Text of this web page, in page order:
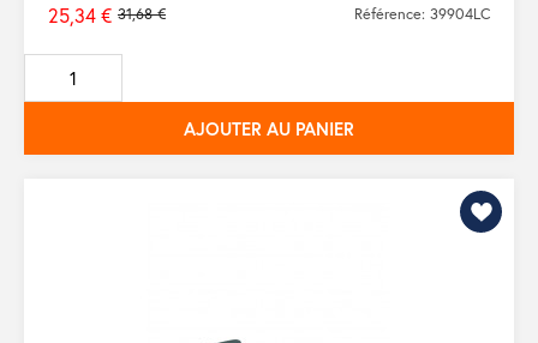
Prix
de
base
31,68 €
25,34 € Référence: 39904LC
AJOUTER AU PANIER